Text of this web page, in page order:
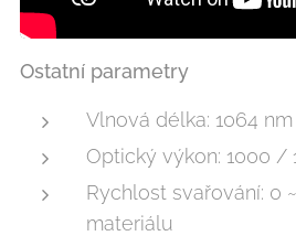
Ostatní parametry
Vlnová délka: 1064
Optický výkon: 1000 /
Rychlost svařování: 0
materiálu